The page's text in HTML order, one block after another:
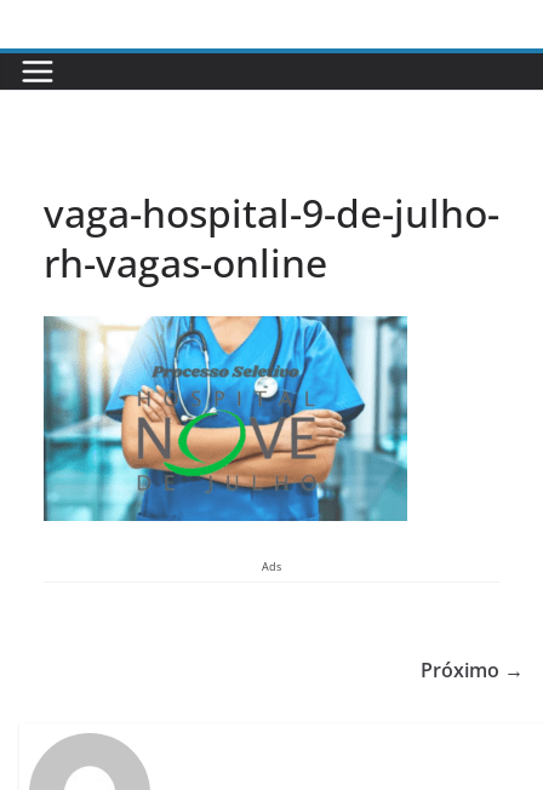
para
o
vaga-hospital-9-de-julho-
rh-vagas-online
Ads
Próximo →